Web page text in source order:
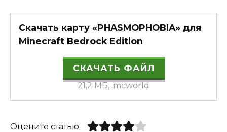
Скачать карту «PHASMOPHOBIA» для
Minecraft Bedrock Edition
СКАЧАТЬ ФАЙЛ
21,2 МБ, .mcworld
Оцените статью